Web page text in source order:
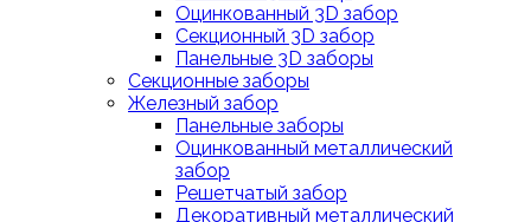
Оцинкованный 3D забор
Секционный 3D забор
Панельные 3D заборы
Секционные заборы
Железный забор
Панельные заборы
Оцинкованный металлический
забор
Решетчатый забор
Декоративный металлический